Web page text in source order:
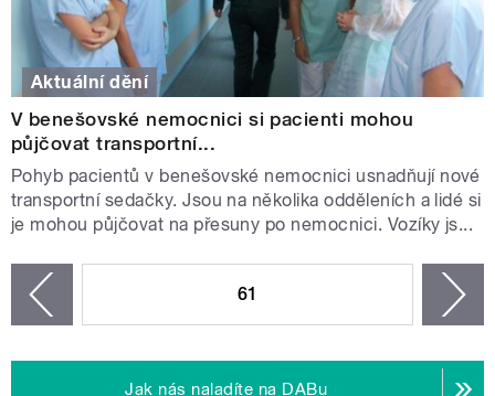
Aktuální dění
V benešovské nemocnici si pacienti mohou
půjčovat transportní...
Pohyb pacientů v benešovské nemocnici usnadňují nové
transportní sedačky. Jsou na několika odděleních a lidé si
je mohou půjčovat na přesuny po nemocnici. Vozíky js...
61
Jak nás naladíte na DABu